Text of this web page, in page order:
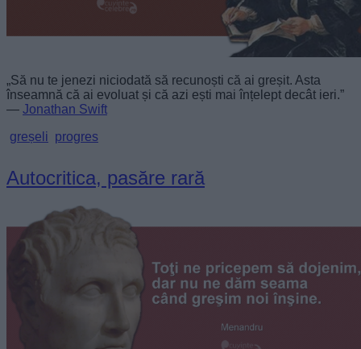
„Să nu te jenezi niciodată să recunoști că ai greșit. Asta
înseamnă că ai evoluat și că azi ești mai înțelept decât ieri.”
— Jonathan Swift
greșeli progres
Autocritica, pasăre rară